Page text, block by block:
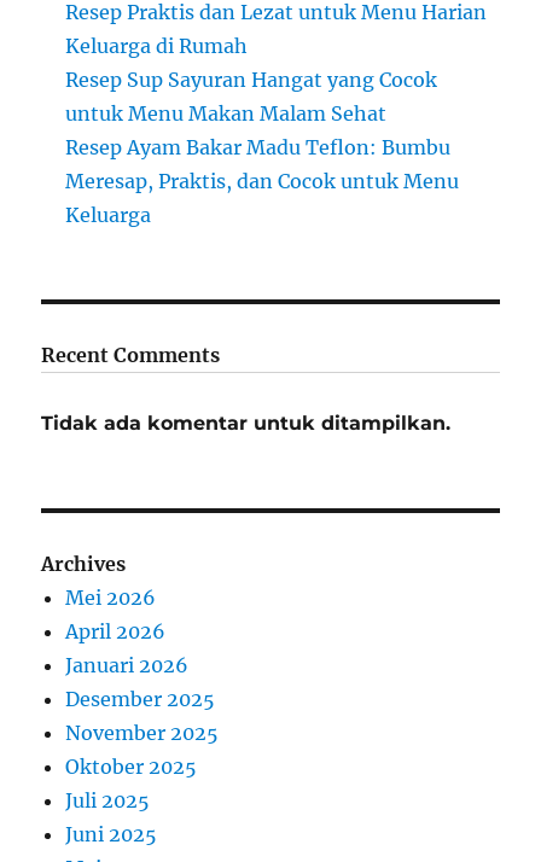
Resep Praktis dan Lezat untuk Menu Harian
Keluarga di Rumah
Resep Sup Sayuran Hangat yang Cocok
untuk Menu Makan Malam Sehat
Resep Ayam Bakar Madu Teflon: Bumbu
Meresap, Praktis, dan Cocok untuk Menu
Keluarga
Recent Comments
Tidak ada komentar untuk ditampilkan.
Archives
Mei 2026
April 2026
Januari 2026
Desember 2025
November 2025
Oktober 2025
Juli 2025
Juni 2025